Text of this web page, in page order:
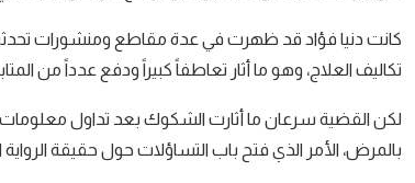
كانت دنيا فؤاد قد ظهرت في عدة مقاطع ومنشورات
تكاليف العلاج، وهو ما أثار تعاطفاً كبيراً ودفع عدداً من
لكن القضية سرعان ما أثارت الشكوك بعد تداول معلومات
بالمرض، الأمر الذي فتح باب التساؤلات حول حقيقة الرواية